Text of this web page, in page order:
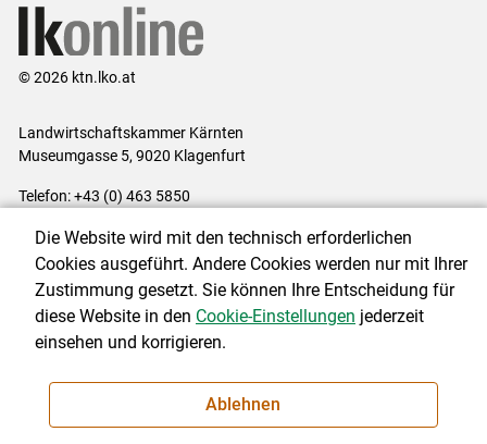
© 2026 ktn.lko.at
Landwirtschaftskammer Kärnten
Museumgasse 5, 9020 Klagenfurt
Telefon: +43 (0) 463 5850
Impressum|Kontakt|Datenschutzerklärung|Barrierefreiheit|
Cookie-Einstellungen
NEWSLETTER
Die Website wird mit den technisch erforderlichen
Cookies ausgeführt. Andere Cookies werden nur mit Ihrer
Zustimmung gesetzt. Sie können Ihre Entscheidung für
diese Website in den Cookie-Einstellungen jederzeit
einsehen und korrigieren.
Ablehnen